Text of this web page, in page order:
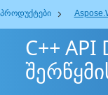
პროდუქტები
C++ API